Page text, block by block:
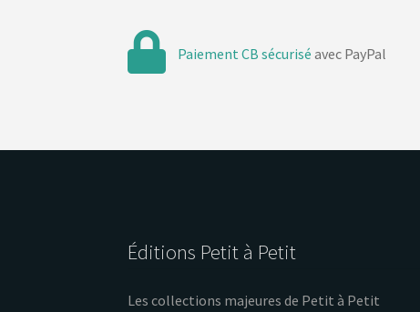
Paiement CB sécurisé avec PayPal
Éditions Petit à Petit
Les collections majeures de Petit à Petit